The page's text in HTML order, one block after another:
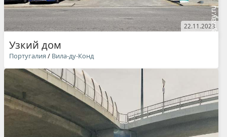
22.11.2023
Узкий дом
Португалия / Вила-ду-Конд